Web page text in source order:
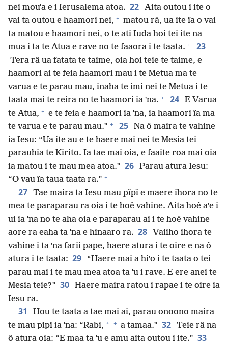
nei mouˈa e i Ierusalema atoa. 22 Aita outou i ite o
vai ta outou e haamori nei, + matou râ, ua ite ïa o vai
ta matou e haamori nei, o te ati Iuda hoi tei ite na
mua i ta te Atua e rave no te faaora i te taata. + 23
Tera râ ua fatata te taime, oia hoi teie te taime, e
haamori ai te feia haamori mau i te Metua ma te
varua e te parau mau, inaha te imi nei te Metua i te
taata mai te reira no te haamori ia ˈna. + 24 E Varua
te Atua, + e te feia e haamori ia ˈna, ia haamori ïa ma
te varua e te parau mau.” + 25 Na ô maira te vahine
ia Iesu: “Ua ite au e te haere mai nei te Mesia tei
parauhia te Kirito. Ia tae mai oia, e faaite roa mai oia
ia matou i te mau mea atoa.” 26 Parau atura Iesu:
“O vau ïa taua taata ra.” +
27 Tae maira ta Iesu mau pǐpǐ e maere ihora no te
mea te paraparau ra oia i te hoê vahine. Aita hoê aˈe i
ui ia ˈna no te aha oia e paraparau ai i te hoê vahine
aore ra eaha ta ˈna e hinaaro ra. 28
Vaiiho ihora te
vahine i ta ˈna farii pape, haere atura i te oire e na ô
atura i te taata: 29
“Haere mai a hiˈo i te taata o tei
parau mai i te mau mea atoa ta ˈu i rave. E ere anei te
Mesia teie?” 30 Haere maira ratou i rapae i te oire ia
Iesu ra.
31
Hou te taata a tae mai ai, parau onoono maira
te mau pǐpǐ ia ˈna: “Rabi, * + a tamaa.” 32 Teie râ na
ô atura oia: “E maa ta ˈu e amu aita outou i ite.” 33